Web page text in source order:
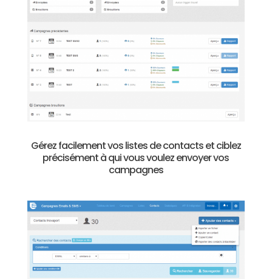
Gérez facilement vos listes de contacts et ciblez
précisément à qui vous voulez envoyer vos
campagnes